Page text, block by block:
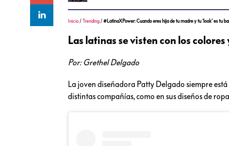
Inicio /Trending /#LatinaXPower: Cuando eres hija de tu madre y tu ‘look’ es tu
Las latinas se visten con los
Por: Grethel Delgado
La joven diseñadora Patty Delgado siempre
distintas compañías, como en sus diseños de